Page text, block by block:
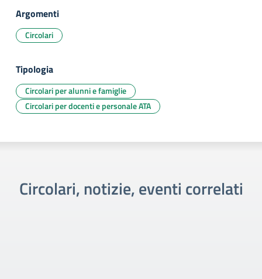
Argomenti
Circolari
Tipologia
Circolari per alunni e famiglie
Circolari per docenti e personale ATA
Circolari, notizie, eventi correlati